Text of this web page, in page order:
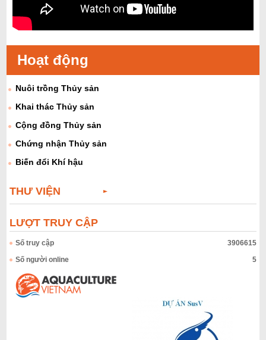
Hoạt động
Nuôi trồng Thủy sản
Khai thác Thủy sản
Cộng đồng Thủy sản
Chứng nhận Thủy sản
Biến đổi Khí hậu
THƯ VIỆN
LƯỢT TRUY CẬP
Số truy cập
3906615
Số người online
5